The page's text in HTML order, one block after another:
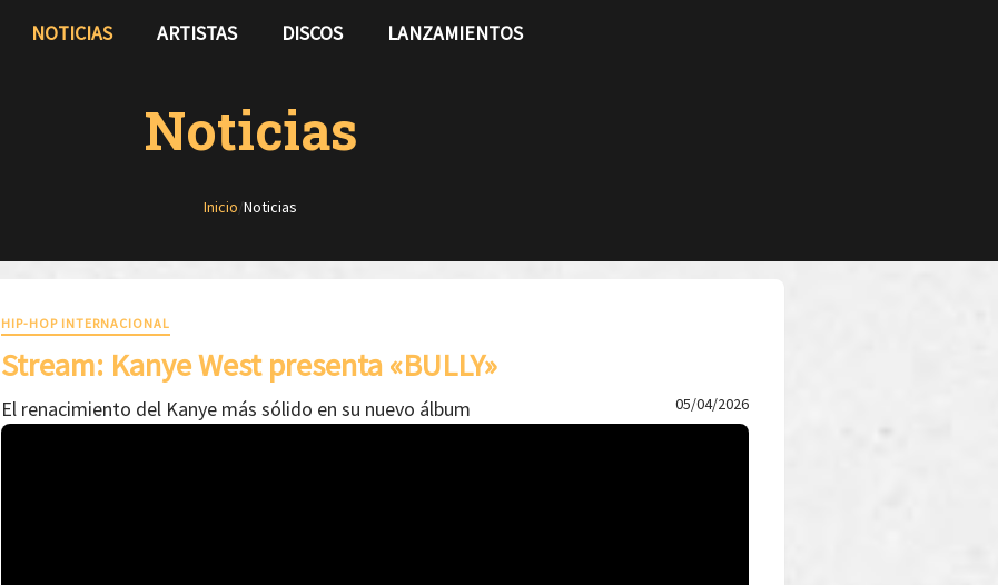
NOTICIAS ARTISTAS DISCOS LANZAMIENTOS
Noticias
Inicio/Noticias
HIP-HOP INTERNACIONAL
Stream: Kanye West presenta «BULLY»
El renacimiento del Kanye más sólido en su nuevo álbum 05/04/2026